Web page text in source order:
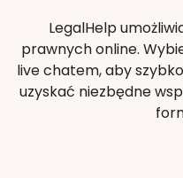
LegalHelp
prawnych online.
live chatem, aby
uzyskać niezbędne